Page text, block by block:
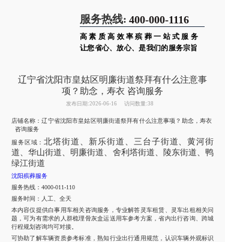
服务热线: 400-000-1116
高素质高效率殡葬一站式服务
让您省心、放心、是我们的服务宗旨
辽宁省沈阳市皇姑区明廉街道祭拜有什么注意事
项？助念，寿衣 咨询服务
发布日期:2026-06-16 访问数量:38
店铺名称：辽宁省沈阳市皇姑区明廉街道祭拜有什么注意事项？助念，寿衣
咨询服务
服务区域：北塔街道、新乐街道、三台子街道、黄河街
道、华山街道、明廉街道、舍利塔街道、陵东街道、鸭
绿江街道
沈阳殡葬服务
服务热线：4000-011-110
服务时间：人工、全天
本内容仅提供白事用车相关咨询服务，专业解答灵车租赁、灵车出租相关问
题，可为有需求的人群梳理骨灰盒运送用车参考方案，省内出行咨询、跨城
行程规划咨询均可对接。
可协助了解车辆资质参考标准，熟知行业出行通用规范，认识车辆外观标识